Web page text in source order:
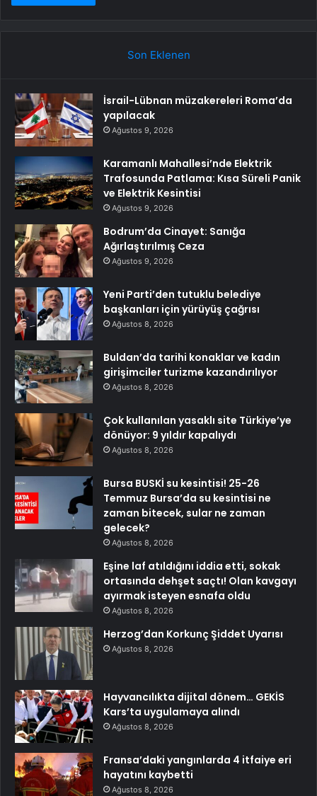
Son Eklenen
İsrail-Lübnan müzakereleri Roma’da
yapılacak
Ağustos 9, 2026
Karamanlı Mahallesi’nde Elektrik
Trafosunda Patlama: Kısa Süreli Panik
ve Elektrik Kesintisi
Ağustos 9, 2026
Bodrum’da Cinayet: Sanığa
Ağırlaştırılmış Ceza
Ağustos 9, 2026
Yeni Parti’den tutuklu belediye
başkanları için yürüyüş çağrısı
Ağustos 8, 2026
Buldan’da tarihi konaklar ve kadın
girişimciler turizme kazandırılıyor
Ağustos 8, 2026
Çok kullanılan yasaklı site Türkiye’ye
dönüyor: 9 yıldır kapalıydı
Ağustos 8, 2026
Bursa BUSKİ su kesintisi! 25-26
Temmuz Bursa’da su kesintisi ne
zaman bitecek, sular ne zaman
gelecek?
Ağustos 8, 2026
Eşine laf atıldığını iddia etti, sokak
ortasında dehşet saçtı! Olan kavgayı
ayırmak isteyen esnafa oldu
Ağustos 8, 2026
Herzog’dan Korkunç Şiddet Uyarısı
Ağustos 8, 2026
Hayvancılıkta dijital dönem… GEKİS
Kars’ta uygulamaya alındı
Ağustos 8, 2026
Fransa’daki yangınlarda 4 itfaiye eri
hayatını kaybetti
Ağustos 8, 2026